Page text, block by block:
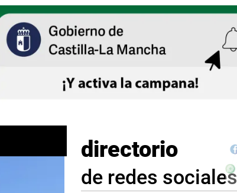
directorio
de redes sociales